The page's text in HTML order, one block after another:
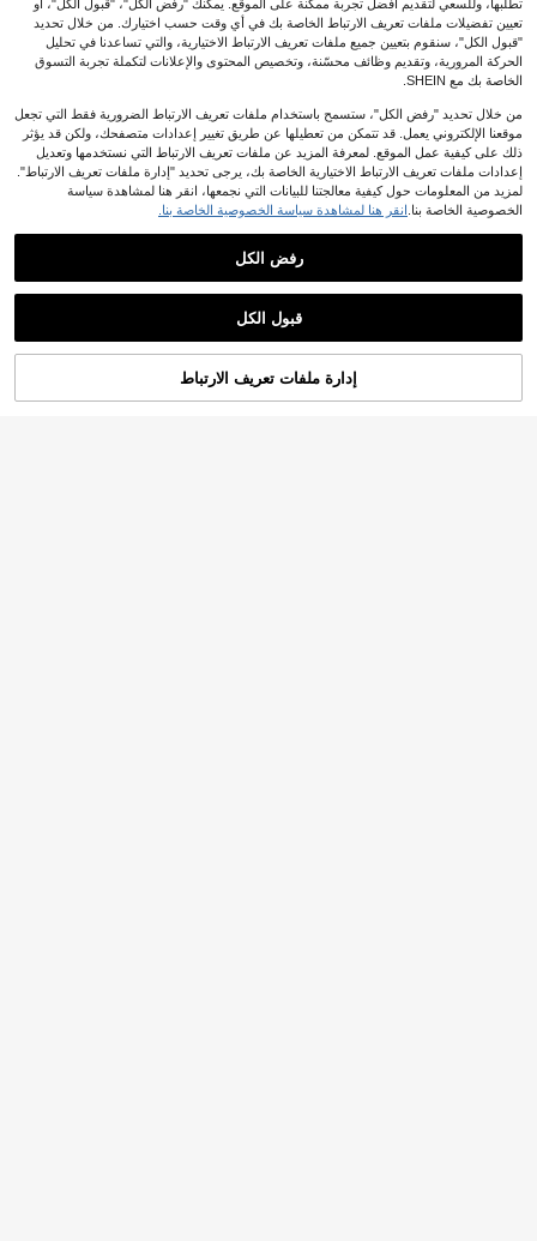
6
توفير JOD0.25
3 أزواج من جوارب الساق الشبكية المزين
ة بفيونكة للأطفال، مضادة للبعوض وقابلة
للتنفس، بطول منتصف الساق، بأسلوب ا
لأميرة الحلوة، للرضع
تأسست منذ عام واحد
JOD2.85
%8-
16
SHEIN بدلة صيفية كاجوال للأطفال حديث
ي الولادة بلون أحادي وملمس نسيجي
.80
أضف إلى عربة التسوق بنجاح
تطلبها، وللسعي لتقديم أفضل تجربة ممكنة على الموقع. يمكنك "رفض الكل"، "قبول الكل"، أو
تعيين تفضيلات ملفات تعريف الارتباط الخاصة بك في أي وقت حسب اختيارك. من خلال تحديد
"قبول الكل"، سنقوم بتعيين جميع ملفات تعريف الارتباط الاختيارية، والتي تساعدنا في تحليل
الحركة المرورية، وتقديم وظائف محسّنة، وتخصيص المحتوى والإعلانات لتكملة تجربة التسوق
الخاصة بك مع SHEIN.
من خلال تحديد "رفض الكل"، ستسمح باستخدام ملفات تعريف الارتباط الضرورية فقط التي تجعل
موقعنا الإلكتروني يعمل. قد تتمكن من تعطيلها عن طريق تغيير إعدادات متصفحك، ولكن قد يؤثر
ذلك على كيفية عمل الموقع. لمعرفة المزيد عن ملفات تعريف الارتباط التي نستخدمها وتعديل
إعدادات ملفات تعريف الارتباط الاختيارية الخاصة بك، يرجى تحديد "إدارة ملفات تعريف الارتباط".
لمزيد من المعلومات حول كيفية معالجتنا للبيانات التي نجمعها، انقر هنا لمشاهدة سياسة
الخصوصية الخاصة بنا. انقر هنا لمشاهدة سياسة الخصوصية الخاصة بنا.
رفض الكل
قبول الكل
إدارة ملفات تعريف الارتباط